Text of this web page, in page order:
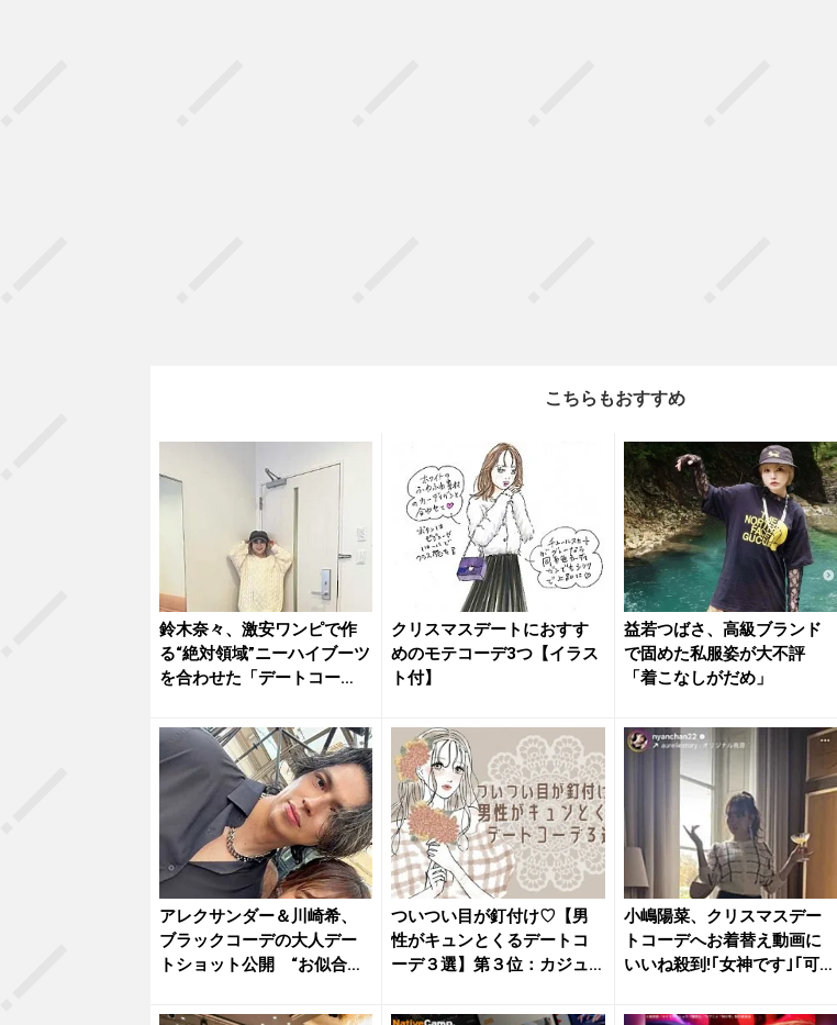
こちらもおすすめ
鈴木奈々、激安ワンピで作
る“絶対領域”ニーハイブーツ
を合わせた「デートコー
クリスマスデートにおすす
めのモテコーデ3つ【イラス
ト付】
益若つばさ、高級ブランド
で固めた私服姿が大不評
「着こなしがだめ」
アレクサンダー＆川崎希、
ブラックコーデの大人デー
トショット公開 “お似合い
ついつい目が釘付け♡【男
性がキュンとくるデートコ
ーデ３選】第３位：カジュ
小嶋陽菜、クリスマスデー
トコーデへお着替え動画に
いいね殺到!｢女神です｣｢可愛